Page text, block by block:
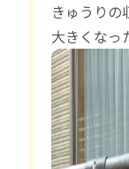
きゅうりの
大きくなっ